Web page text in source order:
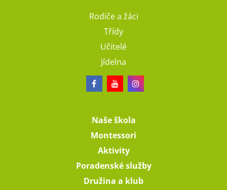
Rodiče a žáci
Třídy
Učitelé
Jídelna
Naše škola
Montessori
Aktivity
Poradenské služby
Družina a klub